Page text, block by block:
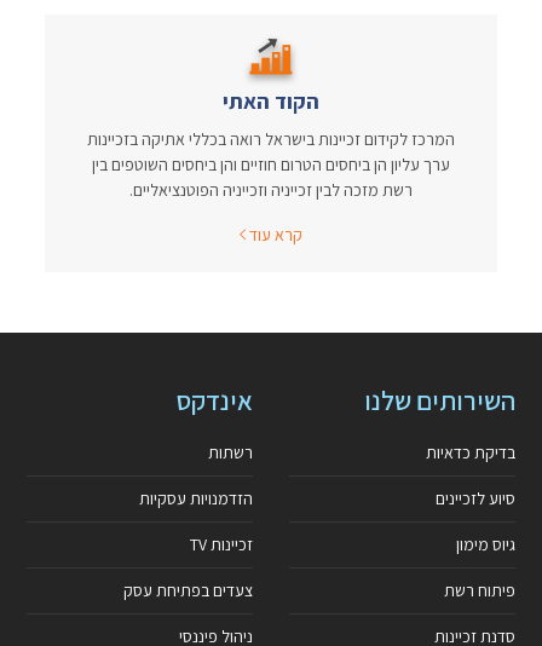
הקוד האתי
המרכז לקידום זכיינות בישראל רואה בכללי אתיקה בזכיינות
ערך עליון הן ביחסים הטרום חוזיים והן ביחסים השוטפים בין
רשת מזכה לבין זכייניה וזכייניה הפוטנציאליים.
קרא עוד
השירותים שלנו
בדיקת כדאיות
סיוע לזכיינים
גיוס מימון
פיתוח רשת
סדנת זכיינות
אינדקס
רשתות
הזדמנויות עסקיות
זכיינות TV
צעדים בפתיחת עסק
ניהול פיננסי